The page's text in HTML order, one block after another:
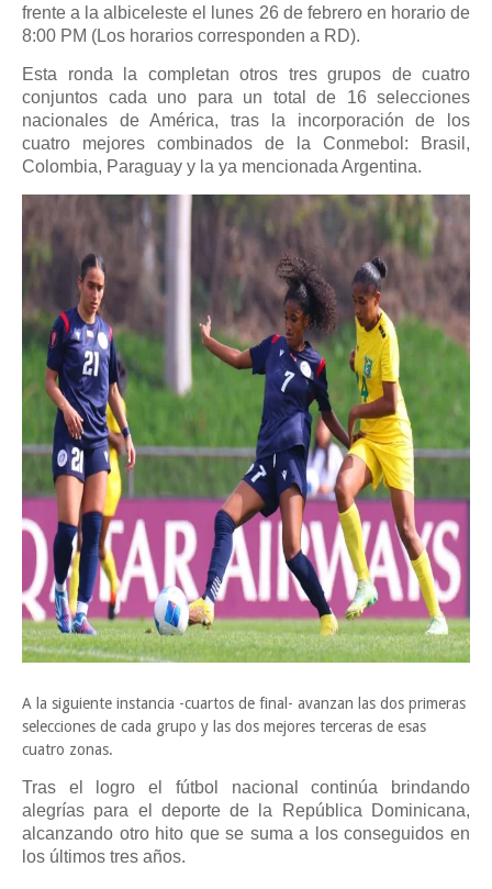
frente a la albiceleste el lunes 26 de febrero en horario de
8:00 PM (Los horarios corresponden a RD).
Esta ronda la completan otros tres grupos de cuatro
conjuntos cada uno para un total de 16 selecciones
nacionales de América, tras la incorporación de los
cuatro mejores combinados de la Conmebol: Brasil,
Colombia, Paraguay y la ya mencionada Argentina.
A la siguiente instancia -cuartos de final- avanzan las dos primeras
selecciones de cada grupo y las dos mejores terceras de esas
cuatro zonas.
Tras el logro el fútbol nacional continúa brindando
alegrías para el deporte de la República Dominicana,
alcanzando otro hito que se suma a los conseguidos en
los últimos tres años.